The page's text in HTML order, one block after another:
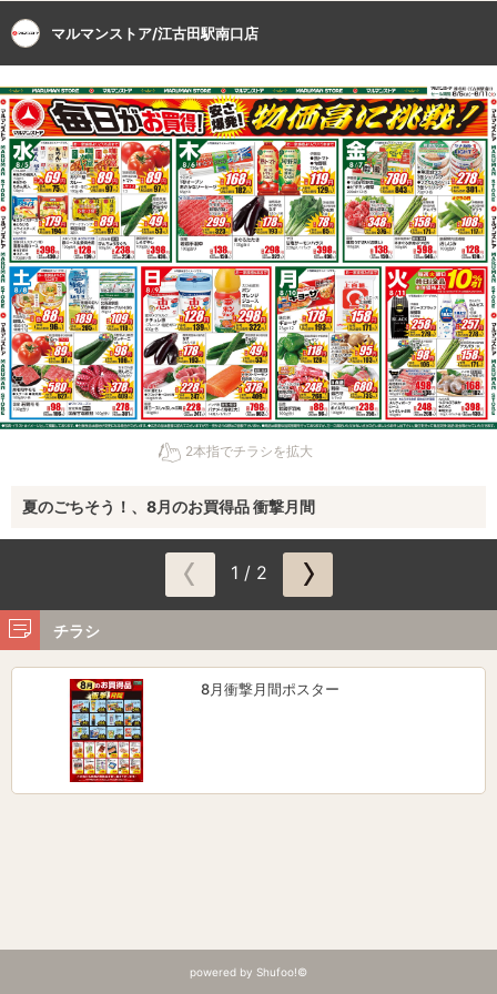
マルマンストア/江古田駅南口店
2本指でチラシを拡大
夏のごちそう！、8月のお買得品 衝撃月間
1 / 2
チラシ
8月衝撃月間ポスター
powered by Shufoo!©